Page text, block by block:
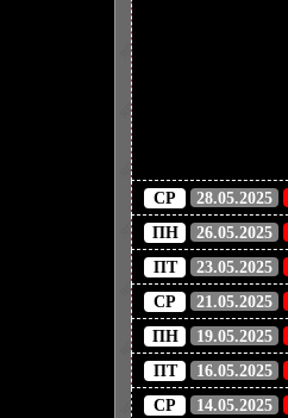
СР 28.05.2025
ПН 26.05.2025
ПТ 23.05.2025
СР 21.05.2025
ПН 19.05.2025
ПТ 16.05.2025
СР 14.05.2025